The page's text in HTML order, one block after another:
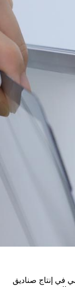
في إنتاج صناديق